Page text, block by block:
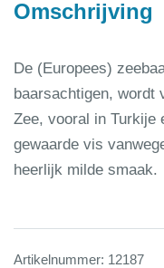
Omschrijving
De (Europees)
baarsachtigen, wordt
Zee, vooral in Turkije
gewaarde vis
heerlijk milde smaak.
Artikelnummer: 12187